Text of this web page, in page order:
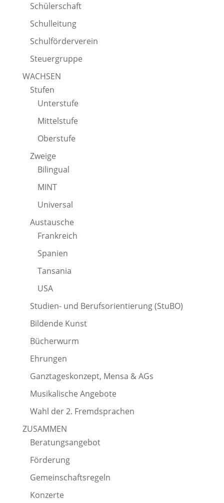
Schülerschaft
Schulleitung
Schulförderverein
Steuergruppe
WACHSEN
Stufen
Unterstufe
Mittelstufe
Oberstufe
Zweige
Bilingual
MINT
Universal
Austausche
Frankreich
Spanien
Tansania
USA
Studien- und Berufsorientierung (StuBO)
Bildende Kunst
Bücherwurm
Ehrungen
Ganztageskonzept, Mensa & AGs
Musikalische Angebote
Wahl der 2. Fremdsprachen
ZUSAMMEN
Beratungsangebot
Förderung
Gemeinschaftsregeln
Konzerte